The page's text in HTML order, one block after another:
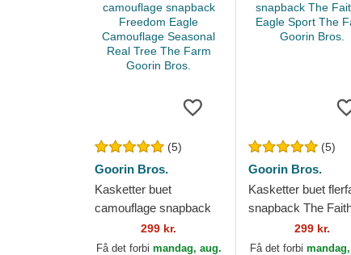
(5)
Goorin Bros.
Kasketter buet
camouflage snapback
Freedom Eagle
Camouflage Seasonal
299 kr.
Få det forbi mandag, aug.
(5)
Goorin Bros.
Kasketter buet
snapback The
Eagle Sport The
Goorin Bros.
299 kr.
Få det forbi